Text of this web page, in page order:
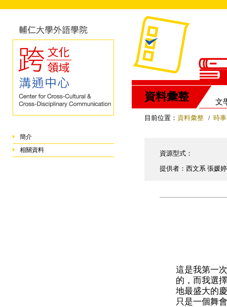
簡介
相關資料
資料彙整 文
目前位置： 資料彙整 / 時
資源型式：
提供者：西文系 張媛婷
這是我第一
的，而我選
地最盛大的
只是一個舞